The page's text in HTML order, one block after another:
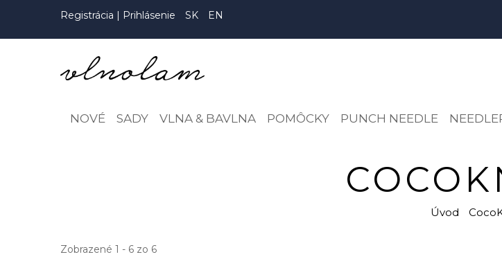
Registrácia | Prihlásenie SK EN
NOVÉ SADY VLNA & BAVLNA POMÔCKY PUNCH NEEDLE
Úvod
Zobrazené 1 - 6 zo 6